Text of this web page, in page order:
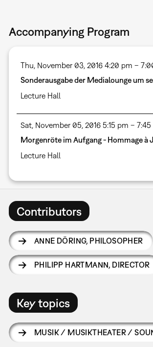
Accompanying Program
Thu, November 03, 2016 4:20 pm –
Sonderausgabe der Medialounge um
Lecture Hall
Sat, November 05, 2016 5:15 pm –
Morgenröte im Aufgang - Hommage à
Lecture Hall
Contributors
ANNE DÖRING, PHILOSOPHER
PHILIPP HARTMANN, DIRECTOR
Key topics
MUSIK / MUSIKTHEATER /